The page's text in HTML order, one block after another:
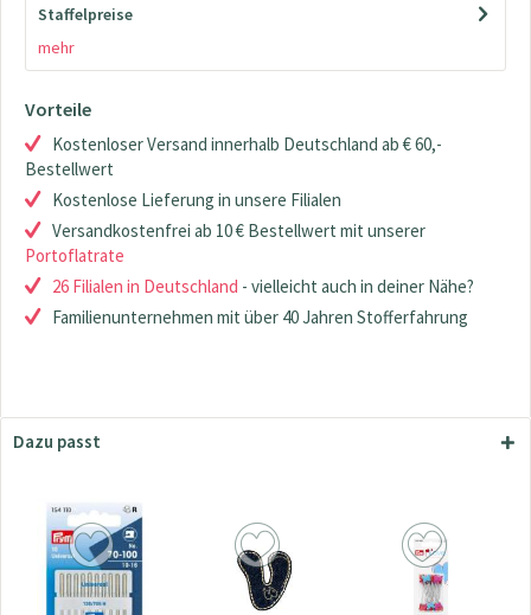
Staffelpreise
mehr
Vorteile
Kostenloser Versand innerhalb Deutschland ab € 60,-
Bestellwert
Kostenlose Lieferung in unsere Filialen
Versandkostenfrei ab 10 € Bestellwert mit unserer
Portoflatrate
26 Filialen in Deutschland - vielleicht auch in deiner Nähe?
Familienunternehmen mit über 40 Jahren Stofferfahrung
Dazu passt